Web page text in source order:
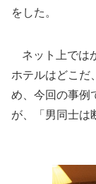
をした。
ネット上では
ホテルはどこだ
め、今回の事例
が、「男同士は